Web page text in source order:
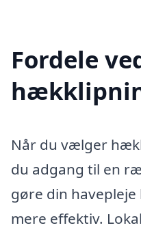
Fordele
Når du vælger
du adgang til en
gøre din
mere effektiv.